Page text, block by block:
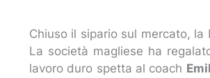
Chiuso il sipario sul mercato,
La società magliese ha
lavoro duro spetta al coach